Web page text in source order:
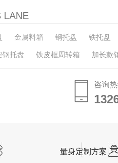
LANE
金属料箱 钢托盘 铁托盘
钢托盘 铁皮框周转箱 加长款
咨询
量身定制方案